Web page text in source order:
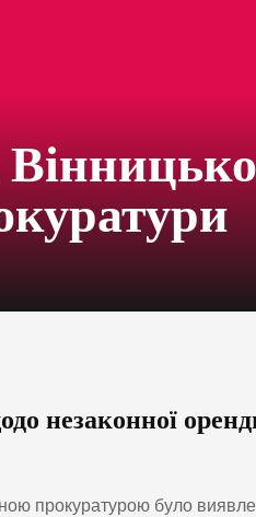
незаконної
прокуратурою було